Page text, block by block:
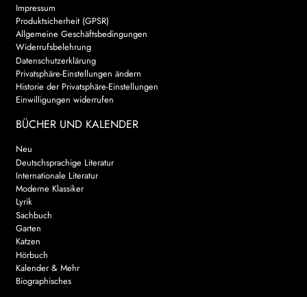
Impressum
Produktsicherheit (GPSR)
Allgemeine Geschäftsbedingungen
Widerrufsbelehrung
Datenschutzerklärung
Privatsphäre-Einstellungen ändern
Historie der Privatsphäre-Einstellungen
Einwilligungen widerrufen
BÜCHER UND KALENDER
Neu
Deutschsprachige Literatur
Internationale Literatur
Moderne Klassiker
Lyrik
Sachbuch
Garten
Katzen
Hörbuch
Kalender & Mehr
Biographisches